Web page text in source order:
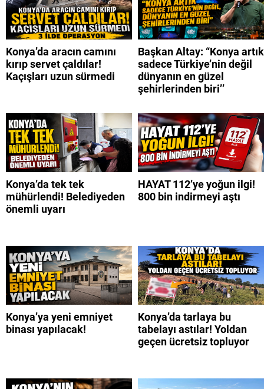
Konya’da aracın camını
kırıp servet çaldılar!
Kaçışları uzun sürmedi
Başkan Altay: “Konya artık
sadece Türkiye’nin değil
dünyanın en güzel
şehirlerinden biri’’
Konya’da tek tek
mühürlendi! Belediyeden
önemli uyarı
HAYAT 112’ye yoğun ilgi!
800 bin indirmeyi aştı
Konya’ya yeni emniyet
binası yapılacak!
Konya’da tarlaya bu
tabelayı astılar! Yoldan
geçen ücretsiz topluyor